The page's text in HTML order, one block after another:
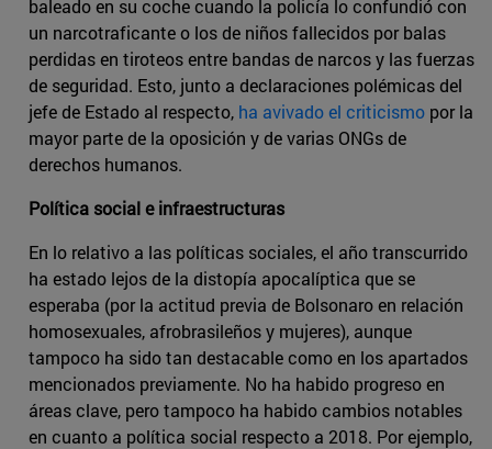
baleado en su coche cuando la policía lo confundió con
un narcotraficante o los de niños fallecidos por balas
perdidas en tiroteos entre bandas de narcos y las fuerzas
de seguridad. Esto, junto a declaraciones polémicas del
jefe de Estado al respecto, ha avivado el criticismo por la
mayor parte de la oposición y de varias ONGs de
derechos humanos.
Política social e infraestructuras
En lo relativo a las políticas sociales, el año transcurrido
ha estado lejos de la distopía apocalíptica que se
esperaba (por la actitud previa de Bolsonaro en relación
homosexuales, afrobrasileños y mujeres), aunque
tampoco ha sido tan destacable como en los apartados
mencionados previamente. No ha habido progreso en
áreas clave, pero tampoco ha habido cambios notables
en cuanto a política social respecto a 2018. Por ejemplo,